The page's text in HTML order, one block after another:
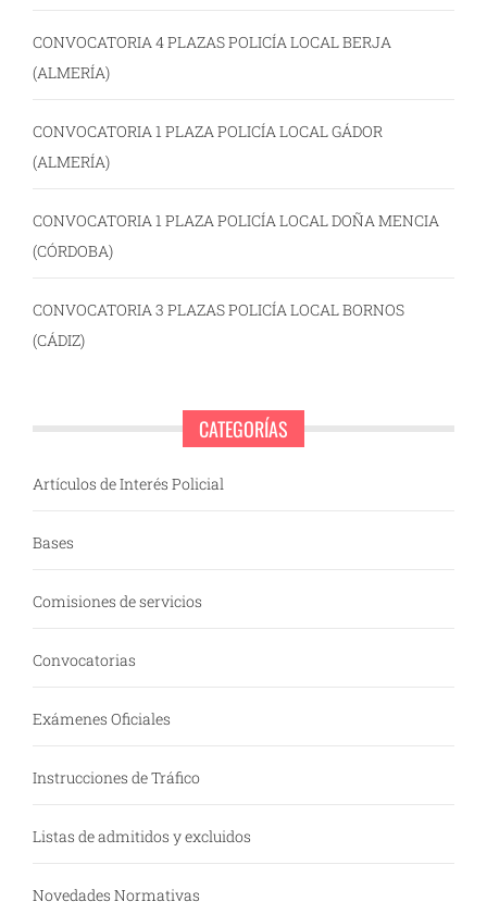
CONVOCATORIA 4 PLAZAS POLICÍA LOCAL BERJA
(ALMERÍA)
CONVOCATORIA 1 PLAZA POLICÍA LOCAL GÁDOR
(ALMERÍA)
CONVOCATORIA 1 PLAZA POLICÍA LOCAL DOÑA MENCIA
(CÓRDOBA)
CONVOCATORIA 3 PLAZAS POLICÍA LOCAL BORNOS
(CÁDIZ)
CATEGORÍAS
Artículos de Interés Policial
Bases
Comisiones de servicios
Convocatorias
Exámenes Oficiales
Instrucciones de Tráfico
Listas de admitidos y excluidos
Novedades Normativas